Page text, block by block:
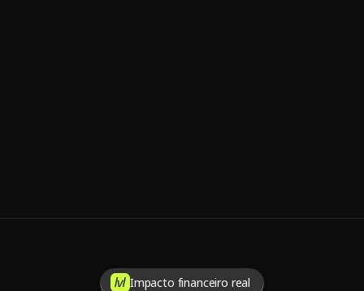
Impacto financeiro real